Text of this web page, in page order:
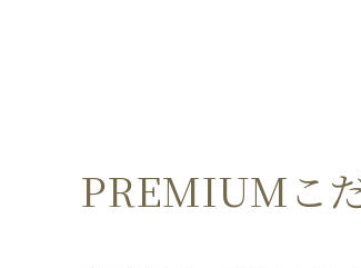
PREMIUMこ